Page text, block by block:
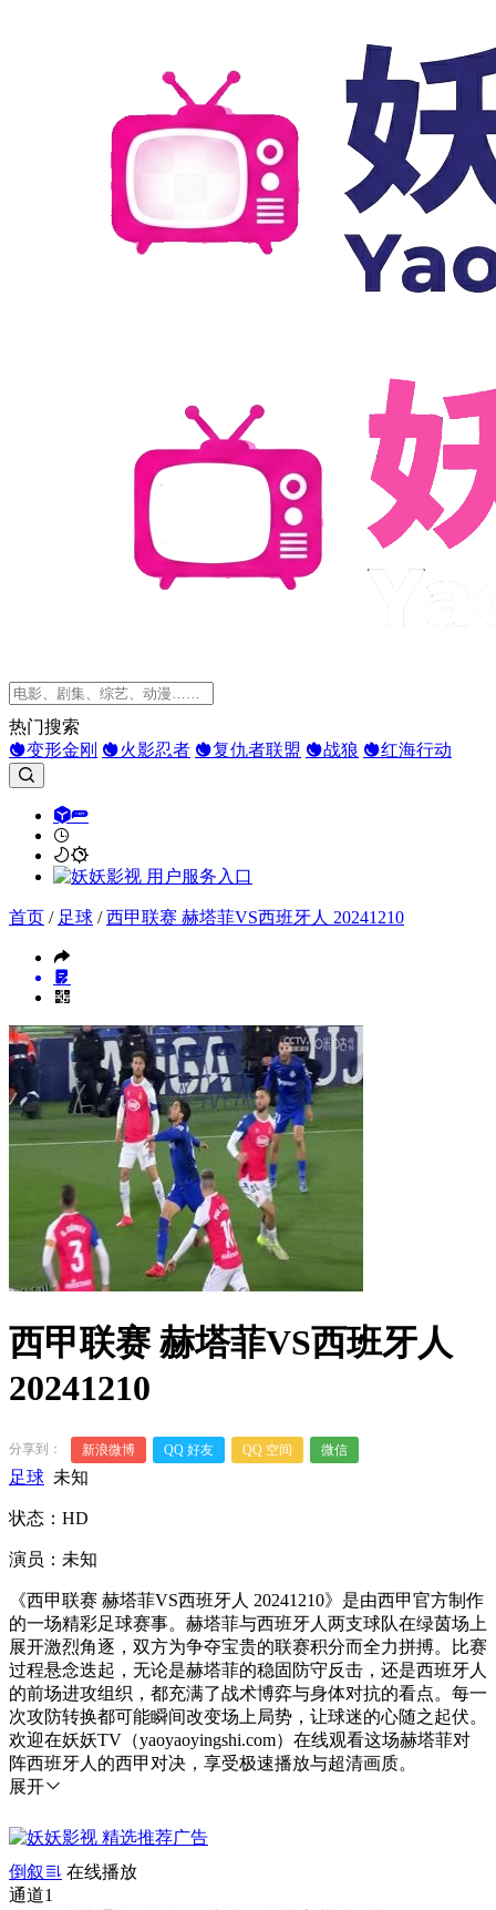
热门搜索
变形金刚
火影忍者 复仇者联盟 战狼 红海行动
首页 / 足球 /西甲联赛 赫塔菲VS西班牙人 20241210
西甲联赛 赫塔菲VS西班牙人
20241210
分享到： 新浪微博 QQ 好友 QQ 空间 微信
足球 未知
状态：HD
演员：未知
《西甲联赛 赫塔菲VS西班牙人 20241210》是由西甲官方制作
的一场精彩足球赛事。赫塔菲与西班牙人两支球队在绿茵场上
展开激烈角逐，双方为争夺宝贵的联赛积分而全力拼搏。比赛
过程悬念迭起，无论是赫塔菲的稳固防守反击，还是西班牙人
的前场进攻组织，都充满了战术博弈与身体对抗的看点。每一
次攻防转换都可能瞬间改变场上局势，让球迷的心随之起伏。
欢迎在妖妖TV（yaoyaoyingshi.com）在线观看这场赫塔菲对
阵西班牙人的西甲对决，享受极速播放与超清画质。
展开
倒叙
在线播放
通道1